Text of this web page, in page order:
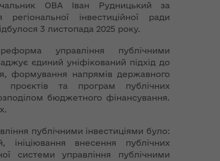
ОВА Іван Рудницький за
регіональної інвестиційної ради
3 листопада 2025 року.
управління публічними
єдиний уніфікований підхід до
формування напрямів державного
проєктів та програм публічних
бюджетного фінансування.
публічними інвестиціями було:
ініціювання внесення публічних
системи управління публічними